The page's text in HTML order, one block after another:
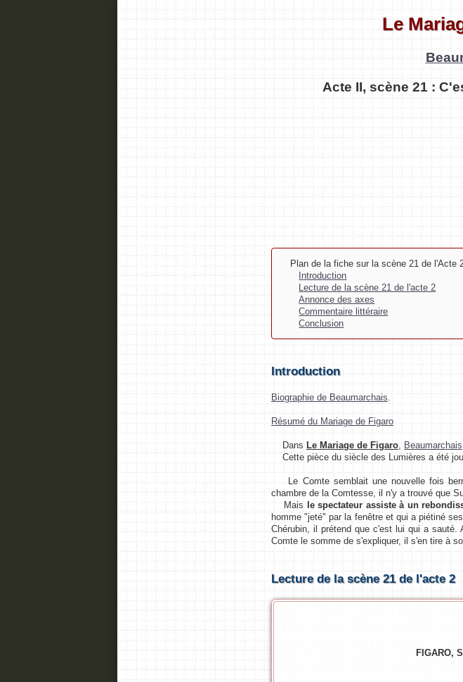
Le
Acte II, scène 21 :
Plan de la fiche sur la scène 21 de l'Acte
Introduction
Lecture de la scène 21 de l'acte 2
Annonce des axes
Commentaire littéraire
Conclusion
Introduction
Biographie de Beaumarchais
Résumé du Mariage de Figaro
Dans Le Mariage de Figaro Beaumarchais
Cette pièce du siècle des Lumières a été
Le Comte semblait une nouvelle fois
chambre de la Comtesse, il n'y a trouvé que
Mais le spectateur assiste à un
homme "jeté" par la fenêtre et qui a piétiné
Chérubin, il prétend que c'est lui qui a
Comte le somme de s'expliquer, il s'en tire à
Lecture de la scène 21 de l'acte 2
FIGARO,